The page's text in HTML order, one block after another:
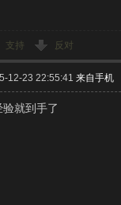
支持 反对
12-23 22:55:41 来自手机
就到手了